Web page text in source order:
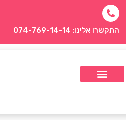
התקשרו אלינו: 074-769-14-14